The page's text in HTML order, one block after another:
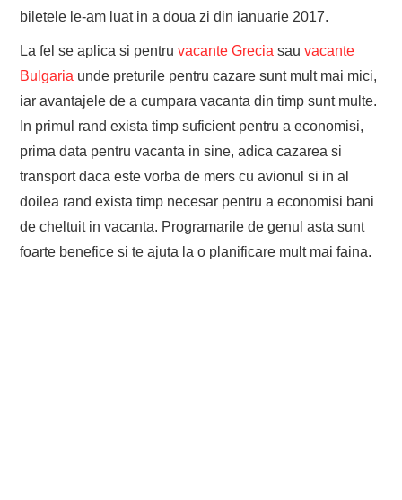
biletele le-am luat in a doua zi din ianuarie 2017.
La fel se aplica si pentruvacante Grecia sauvacante
Bulgaria unde preturile pentru cazare sunt mult mai mici,
iar avantajele de a cumpara vacanta din timp sunt multe.
In primul rand exista timp suficient pentru a economisi,
prima data pentru vacanta in sine, adica cazarea si
transport daca este vorba de mers cu avionul si in al
doilea rand exista timp necesar pentru a economisi bani
de cheltuit in vacanta. Programarile de genul asta sunt
foarte benefice si te ajuta la o planificare mult mai faina.